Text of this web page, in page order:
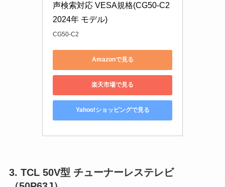
声検索対応 VESA規格(CG50-C2
2024年 モデル)
CG50-C2
Amazonで見る
楽天市場で見る
Yahoo!ショッピングで見る
3. TCL 50V型 チューナーレステレビ